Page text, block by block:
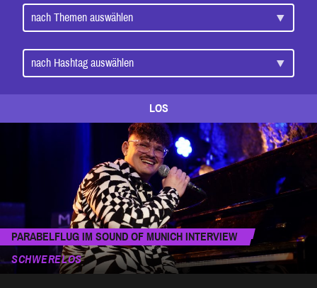
LOS
PARABELFLUG IM SOUND OF MUNICH INTERVIEW
SCHWERELOS